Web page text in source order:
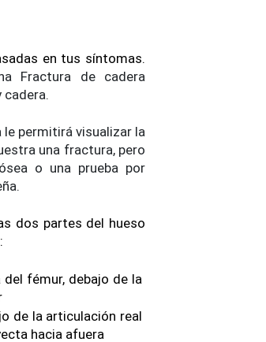
en tus síntomas.
Fractura de cadera
le permitirá visualizar la
una fractura, pero
dos partes del hueso
fémur, debajo de la
de la articulación real
hacia afuera